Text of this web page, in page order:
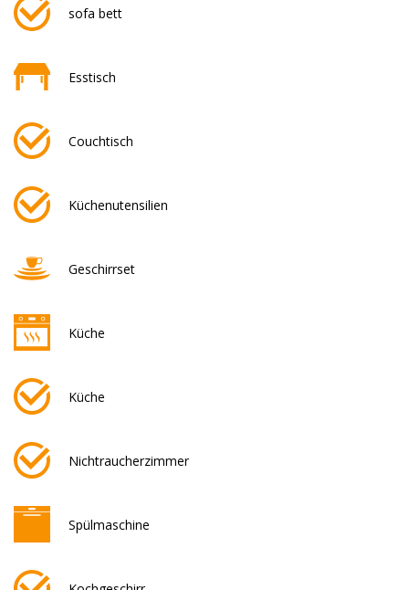
sofa bett
Esstisch
Couchtisch
Küchenutensilien
Geschirrset
Küche
Küche
Nichtraucherzimmer
Spülmaschine